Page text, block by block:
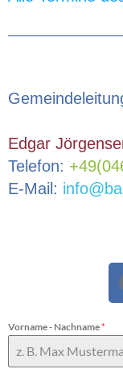
Edgar
Telefon:
E-Mail:
Vorname - Nachname*